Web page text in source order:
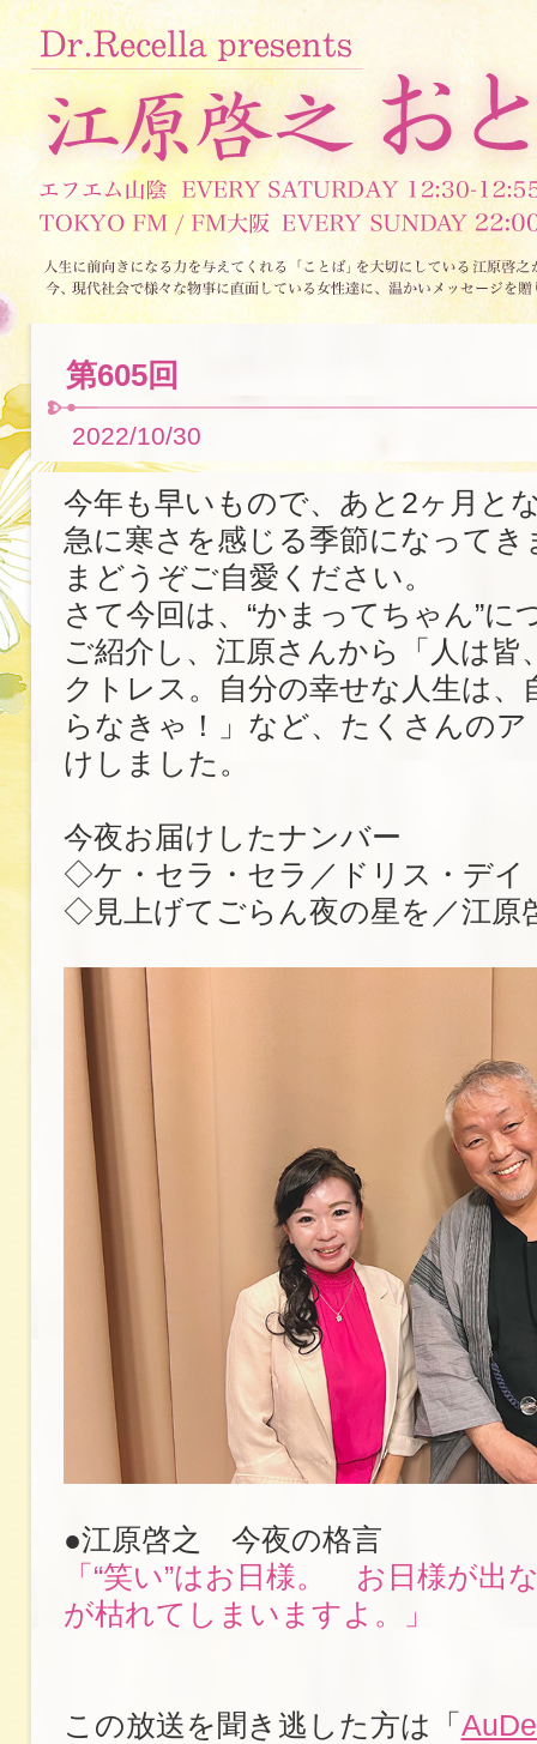
第605回
2022/10/30
今年も早いもので、あと2ヶ月と
急に寒さを感じる季節になってき
まどうぞご自愛ください。
さて今回は、“かまってちゃん”に
ご紹介し、江原さんから「人は皆
クトレス。自分の幸せな人生は、
らなきゃ！」など、たくさんの
けしました。
今夜お届けしたナンバー
◇ケ・セラ・セラ／ドリス・デイ
◇見上げてごらん夜の星を／江原
●江原啓之 今夜の格言
「“笑い”はお日様。 お日様が出
が枯れてしまいますよ。」
この放送を聞き逃した方は「